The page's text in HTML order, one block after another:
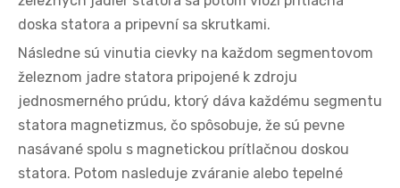
doska statora a pripevní sa skrutkami.
Následne sú vinutia cievky na každom segmentovom
železnom jadre statora pripojené k zdroju
jednosmerného prúdu, ktorý dáva každému segmentu
statora magnetizmus, čo spôsobuje, že sú pevne
nasávané spolu s magnetickou prítlačnou doskou
statora. Potom nasleduje zváranie alebo tepelné